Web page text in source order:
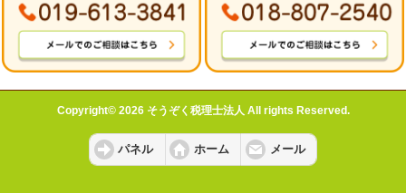
Copyright© 2026 そうぞく税理士法人 All rights Reserved.
パネル ホーム メール